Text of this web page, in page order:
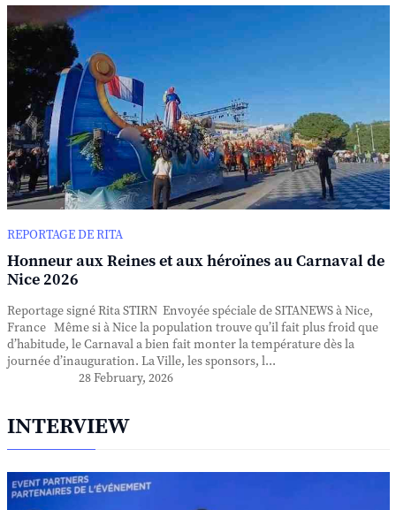
REPORTAGE DE RITA
Honneur aux Reines et aux héroïnes au Carnaval de
Nice 2026
Reportage signé Rita STIRN Envoyée spéciale de SITANEWS à Nice,
France Même si à Nice la population trouve qu’il fait plus froid que
d’habitude, le Carnaval a bien fait monter la température dès la
journée d’inauguration. La Ville, les sponsors, l...
28 February, 2026
INTERVIEW